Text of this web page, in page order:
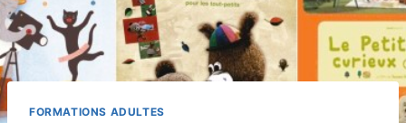
FORMATIONS ADULTES